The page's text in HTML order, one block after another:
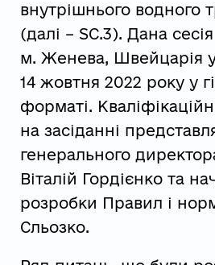
внутрішнього водного
(далі – SC.3). Дана
м. Женева, Швейцарія
14 жовтня 2022 року у
форматі.
на засіданні
генерального
Віталій Гордієнко та
розробки Правил і
Сльозко.